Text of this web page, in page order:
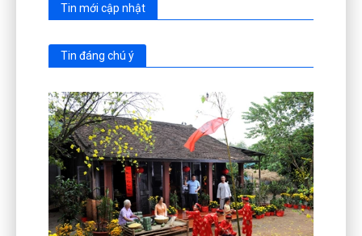
Tin mới cập nhật
Tin đáng chú ý